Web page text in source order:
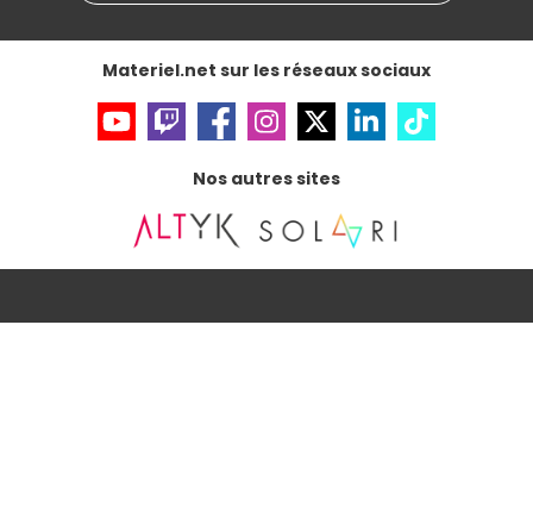
Accessibilité : non conforme
Materiel.net sur les réseaux sociaux
Nos autres sites